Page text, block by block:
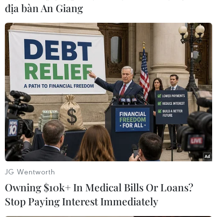
#Điện thoại di động #Algeria
#Bộ Quốc phòng
#Khủng bố
#Nhà nước Hồi giáo tự xưng IS
#Ống nhòm
#Lựu đạn Algeria
Theo dõi VietnamPlus
địa bàn An Giang
JG Wentworth
Owning $10k+ In Medical Bills Or Loans?
Stop Paying Interest Immediately